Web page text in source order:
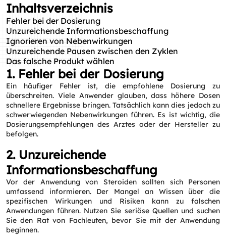
Inhaltsverzeichnis
Fehler bei der Dosierung
Unzureichende Informationsbeschaffung
Ignorieren von Nebenwirkungen
Unzureichende Pausen zwischen den Zyklen
Das falsche Produkt wählen
1. Fehler bei der Dosierung
Ein häufiger Fehler ist, die empfohlene Dosierung zu
überschreiten. Viele Anwender glauben, dass höhere Dosen
schnellere Ergebnisse bringen. Tatsächlich kann dies jedoch zu
schwerwiegenden Nebenwirkungen führen. Es ist wichtig, die
Dosierungsempfehlungen des Arztes oder der Hersteller zu
befolgen.
2. Unzureichende
Informationsbeschaffung
Vor der Anwendung von Steroiden sollten sich Personen
umfassend informieren. Der Mangel an Wissen über die
spezifischen Wirkungen und Risiken kann zu falschen
Anwendungen führen. Nutzen Sie seriöse Quellen und suchen
Sie den Rat von Fachleuten, bevor Sie mit der Anwendung
beginnen.